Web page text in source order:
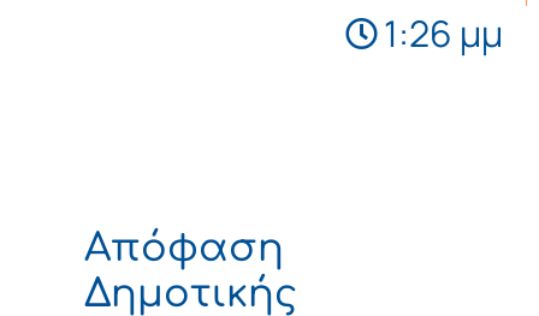
1:26 μμ
Απόφαση
Δημοτικής